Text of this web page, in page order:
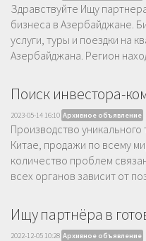
Здравствуйте Ищу
бизнеса в Азербайджане.
услуги, туры и поездки на
Азербайджана. Регион
Поиск инвестора-
2023-05-14 16:10 Архивное объявление
Производство
Китае, продажи по всему
количество проблем
всех органов зависит от
Ищу партнёра в
2022-12-05 10:28 Архивное объявление